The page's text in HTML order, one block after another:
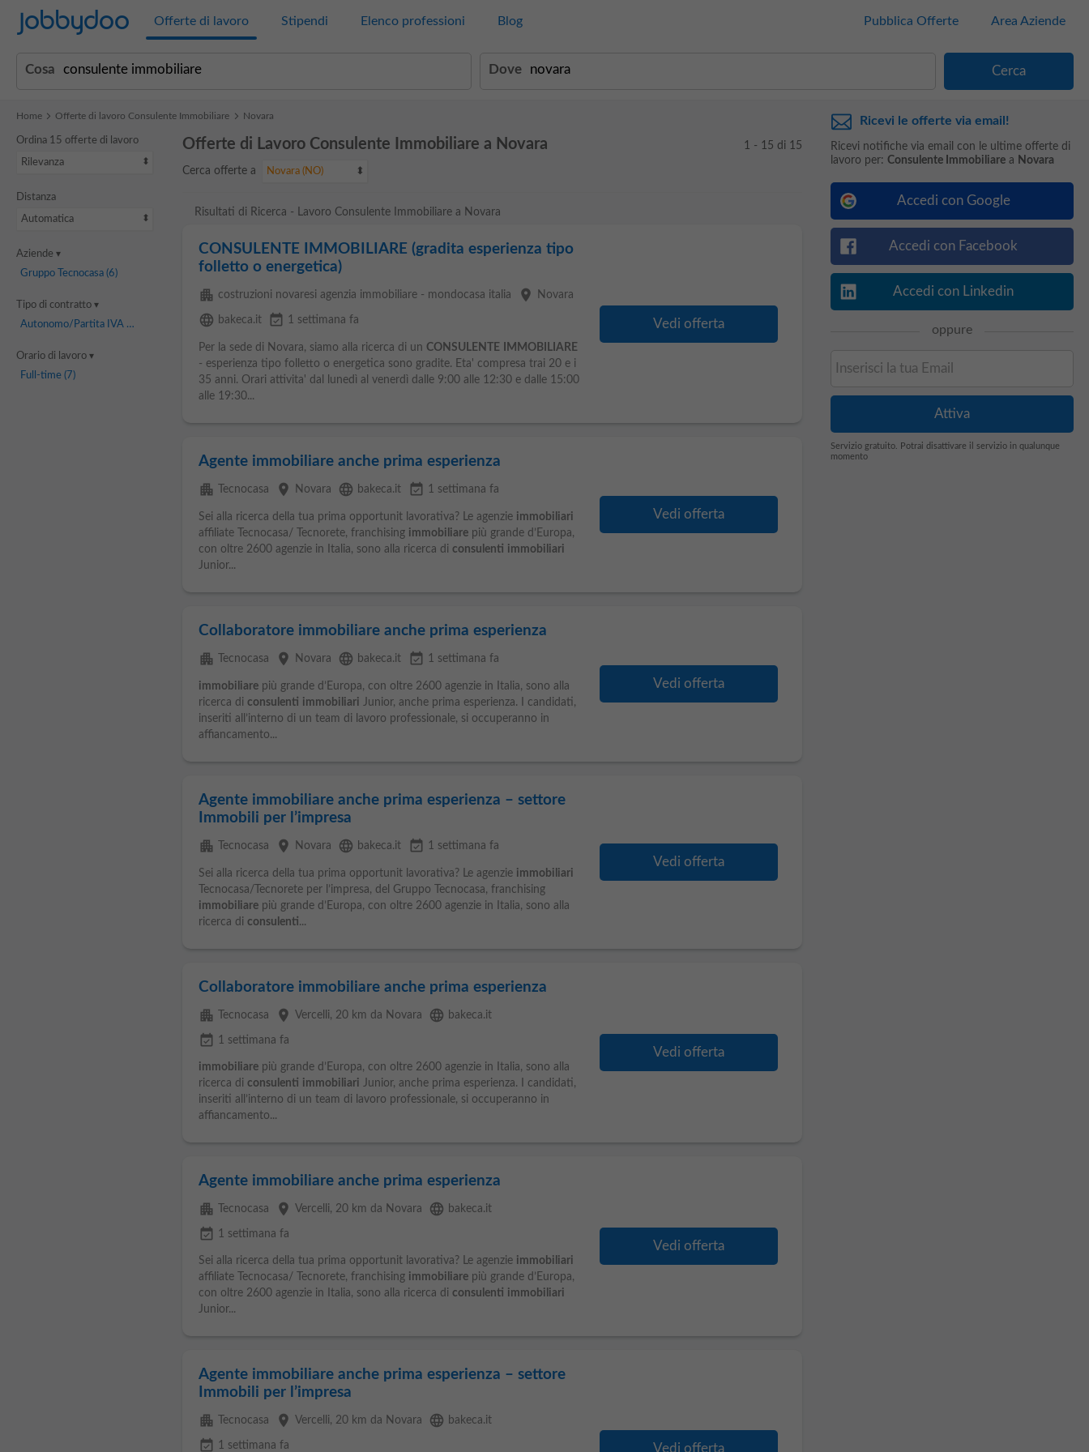
Jobbydoo Offerte di lavoro Stipendi Elenco professioni Blog Pubblica Offerte Area Aziende
Cosa Dove
Home Offerte di lavoro Consulente Immobiliare Novara
Ordina 15 offerte di lavoro
Rilevanza
Distanza
Automatica
Aziende
Gruppo Tecnocasa(6)
Tipo di contratto
Autonomo/Partita IVA(2)
Orario di lavoro
Full-time(7)
Offerte di Lavoro Consulente Immobiliare a Novara
Cerca offerte a Novara (NO)
1 - 15 di 15
Risultati di Ricerca - Lavoro Consulente Immobiliare a Novara
CONSULENTE IMMOBILIARE (gradita esperienza tipo
folletto o energetica)
apartment costruzioni novaresi agenzia immobiliare - mondocasa italia place Novara
language bakeca.it event_available 1 settimana fa
Per la sede di Novara, siamo alla ricerca di un CONSULENTE
IMMOBILIARE
- esperienza tipo folletto o energetica sono gradite. Eta' compresa trai 20 e i
35 anni. Orari attivita' dal lunedì al venerdì dalle 9:00 alle 12:30 e dalle 15:00
alle 19:30...
Vedi offerta
Agente immobiliare anche prima esperienza
apartment Tecnocasa place Novara language bakeca.it event_available 1 settimana fa
Sei alla ricerca della tua prima opportunit lavorativa? Le agenzie immobiliari
affiliate Tecnocasa/ Tecnorete, franchising immobiliarepiù grande d’Europa,
con oltre 2600 agenzie in Italia, sono alla ricerca di consulenti immobiliari
Junior...
Vedi offerta
Collaboratore immobiliare anche prima esperienza
apartment Tecnocasa place Novara language bakeca.it event_available 1 settimana fa
immobiliarepiù grande d’Europa, con oltre 2600 agenzie in Italia, sono alla
ricerca di consulenti immobiliari Junior, anche prima esperienza. I candidati,
inseriti all’interno di un team di lavoro professionale, si occuperanno in
affiancamento...
Vedi offerta
Agente immobiliare anche prima esperienza – settore
Immobili per l’impresa
apartment Tecnocasa place Novara language bakeca.it event_available 1 settimana fa
Sei alla ricerca della tua prima opportunit lavorativa? Le agenzie immobiliari
Tecnocasa/Tecnorete per l’impresa, del Gruppo Tecnocasa, franchising
immobiliarepiù grande d’Europa, con oltre 2600 agenzie in Italia, sono alla
ricerca di consulenti...
Vedi offerta
Collaboratore immobiliare anche prima esperienza
apartment Tecnocasa place Vercelli, 20 km da Novara language bakeca.it
event_available 1 settimana fa
immobiliarepiù grande d’Europa, con oltre 2600 agenzie in Italia, sono alla
ricerca di consulenti immobiliari Junior, anche prima esperienza. I candidati,
inseriti all’interno di un team di lavoro professionale, si occuperanno in
affiancamento...
Vedi offerta
Agente immobiliare anche prima esperienza
apartment Tecnocasa place Vercelli, 20 km da Novara language bakeca.it
event_available 1 settimana fa
Sei alla ricerca della tua prima opportunit lavorativa? Le agenzie immobiliari
affiliate Tecnocasa/ Tecnorete, franchising immobiliarepiù grande d’Europa,
con oltre 2600 agenzie in Italia, sono alla ricerca di consulenti immobiliari
Junior...
Vedi offerta
Agente immobiliare anche prima esperienza – settore
Immobili per l’impresa
apartment Tecnocasa place Vercelli, 20 km da Novara language bakeca.it
event_available 1 settimana fa Vedi offerta
Ricevi le offerte via email!
Ricevi notifiche via email con le ultime offerte di
lavoro per: Consulente Immobiliarea Novara
Accedi con Google
Accedi con Facebook
Accedi con Linkedin
oppure
Servizio gratuito. Potrai disattivare il servizio in qualunque
momento